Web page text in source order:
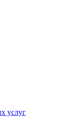
услуг